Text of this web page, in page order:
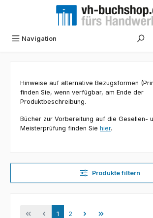
Zum Hauptinhalt springen
Navigation
Hinweise auf alternative Bezugsformen
finden Sie, wenn verfügbar, am Ende der
Produktbeschreibung.
Bücher zur Vorbereitung auf die Gesellen-
Meisterprüfung finden Sie hier.
Produkte filtern
Seite
1 Seite
2